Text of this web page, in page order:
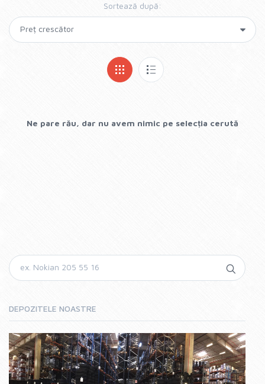
Sortează după:
Ne pare rău, dar nu avem nimic pe selecția cerută
DEPOZITELE NOASTRE